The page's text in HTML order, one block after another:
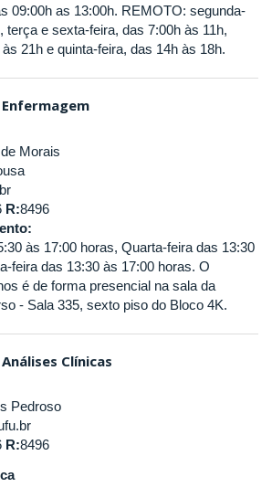
09:00h as 13:00h. REMOTO: segunda-
terça e sexta-feira, das 7:00h às 11h,
21h e quinta-feira, das 14h às 18h.
Morais
R:8496
às 17:00 horas, Quarta-feira das 13:30
feira das 13:30 às 17:00 horas. O
é de forma presencial na sala da
- Sala 335, sexto piso do Bloco 4K.
Clínicas
Pedroso
R:8496